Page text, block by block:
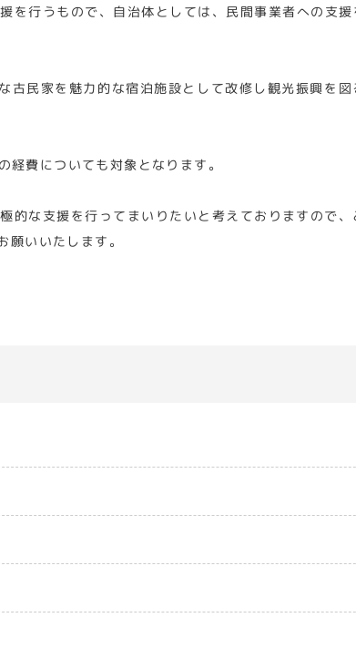
行うもので、自治体としては、民間事業者への支
民家を魅力的な宿泊施設として改修し観光振興を図
費についても対象となります。
な支援を行ってまいりたいと考えておりますので、
いいたします。